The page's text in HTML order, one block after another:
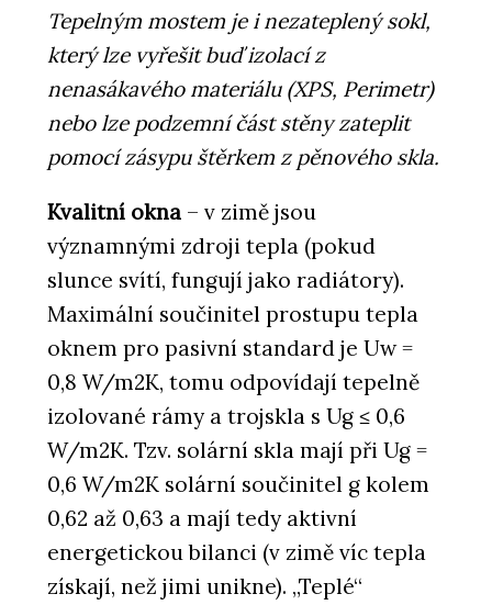
Tepelným mostem je i nezateplený sokl,
který lze vyřešit buď izolací z
nenasákavého materiálu (XPS, Perimetr)
nebo lze podzemní část stěny zateplit
pomocí zásypu štěrkem z pěnového skla.
Kvalitní okna – v zimě jsou
významnými zdroji tepla (pokud
slunce svítí, fungují jako radiátory).
Maximální součinitel prostupu tepla
oknem pro pasivní standard je Uw =
0,8 W/m2K, tomu odpovídají tepelně
izolované rámy a trojskla s Ug ≤ 0,6
W/m2K. Tzv. solární skla mají při Ug =
0,6 W/m2K solární součinitel g kolem
0,62 až 0,63 a mají tedy aktivní
energetickou bilanci (v zimě víc tepla
získají, než jimi unikne). „Teplé“